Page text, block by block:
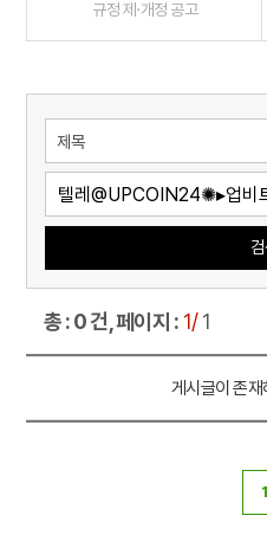
규정 제·개정 공고
총 : 0 건, 페이지 : 1/1
게시글이 존
1